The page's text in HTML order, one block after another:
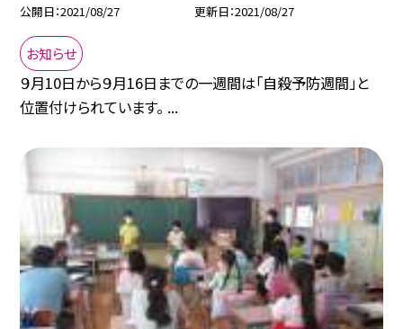
公開日 2021/08/27 更新日 2021/08/27
お知らせ
９月10日から９月16日までの一週間は「自殺予防週間」と
位置付けられています。 ...